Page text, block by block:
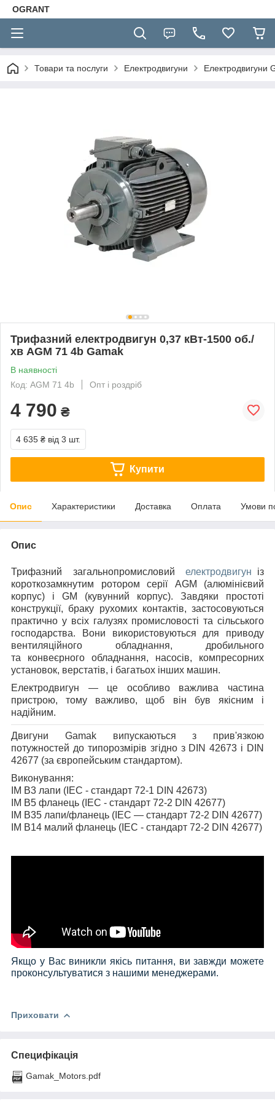
OGRANT
Товари та послуги Електродвигуни Електродвигуни
Трифазний електродвигун 0,37 кВт-1500 об./
хв AGM 71 4b Gamak
В наявності
Код: AGM 71 4b
Опт і роздріб
4 790 ₴
4 635 ₴ від 3 шт.
Купити
Опис Характеристики Доставка Оплата Умови
Опис
Трифазний загальнопромисловийелектродвигун із
короткозамкнутим ротором серії AGM (алюмінієвий
корпус) і GM (кувунний корпус). Завдяки простоті
конструкції, браку рухомих контактів, застосовуються
практично у всіх галузях промисловості та сільського
господарства. Вони використовуються для приводу
вентиляційного обладнання, дробильного
та конвеєрного обладнання, насосів, компресорних
установок, верстатів, і багатьох інших машин.
Електродвигун — це особливо важлива частина
пристрою, тому важливо, щоб він був якісним і
надійним.
Двигуни Gamak випускаються з прив'язкою
потужностей до типорозмірів згідно з DIN 42673 і DIN
42677 (за європейським стандартом).
Виконування:
IM B3 лапи (IEC - стандарт 72-1 DIN 42673)
IM B5 фланець (IEC - стандарт 72-2 DIN 42677)
IM B35 лапи/фланець (IEC — стандарт 72-2 DIN 42677)
IM B14 малий фланець (IEC - стандарт 72-2 DIN 42677)
Якщо у Вас виникли якісь питання, ви завжди можете
проконсультуватися з нашими менеджерами.
Приховати
Специфікація
Gamak_Motors.pdf